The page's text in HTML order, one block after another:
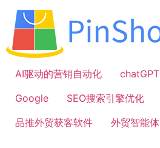
容
AI驱动的营销自动化
chatGPT
Google
SEO搜索引擎优化
品推外贸获客软件
外贸智能体